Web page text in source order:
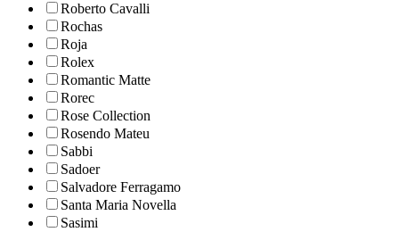
Roberto Cavalli
Rochas
Roja
Rolex
Romantic Matte
Rorec
Rose Collection
Rosendo Mateu
Sabbi
Sadoer
Salvadore Ferragamo
Santa Maria Novella
Sasimi